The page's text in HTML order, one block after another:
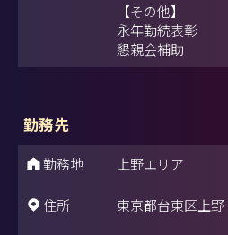
【その他】
永年勤続表彰
懇親会補助
勤務先
勤務地 上野エリア
住所 東京都台東区上野